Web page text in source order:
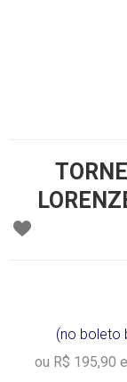
(no boleto
ou R$ 195,90